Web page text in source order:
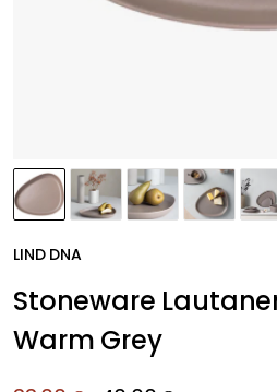
LIND DNA
Stoneware
Warm Grey